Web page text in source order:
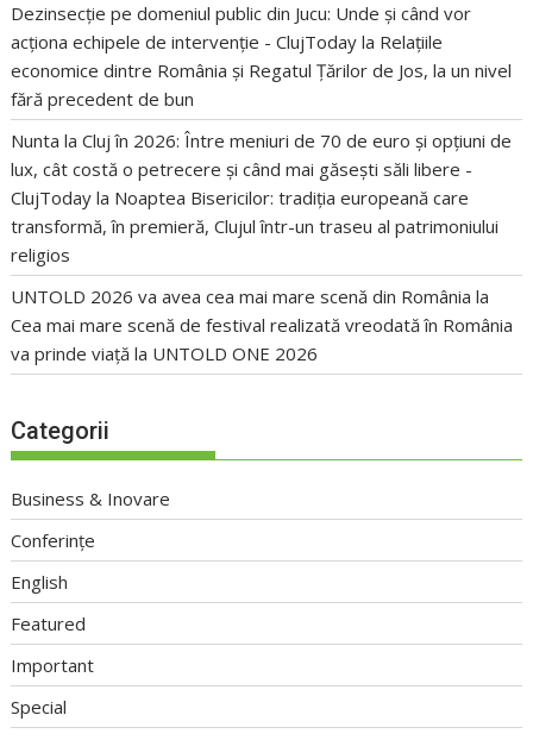
Dezinsecție pe domeniul public din Jucu: Unde și când vor
acționa echipele de intervenție - ClujToday la Relațiile
economice dintre România și Regatul Țărilor de Jos, la un nivel
fără precedent de bun
Nunta la Cluj în 2026: Între meniuri de 70 de euro și opțiuni de
lux, cât costă o petrecere și când mai găsești săli libere -
ClujToday la Noaptea Bisericilor: tradiția europeană care
transformă, în premieră, Clujul într-un traseu al patrimoniului
religios
UNTOLD 2026 va avea cea mai mare scenă din România la
Cea mai mare scenă de festival realizată vreodată în România
va prinde viață la UNTOLD ONE 2026
Categorii
Business & Inovare
Conferințe
English
Featured
Important
Special